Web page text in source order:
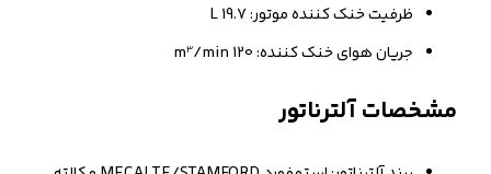
ظرفیت خنک کننده موتور: 19.7 L
جریان هوای خنک کننده: 120 m³/min
مشخصات آلترناتور